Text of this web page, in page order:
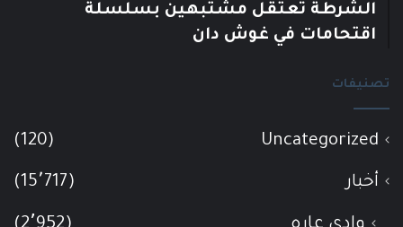
الشرطة تعتقل مشتبهين بسلسلة
اقتحامات في غوش دان
تصنيفات
Uncategorized
(120)
أخبار (15٬717)